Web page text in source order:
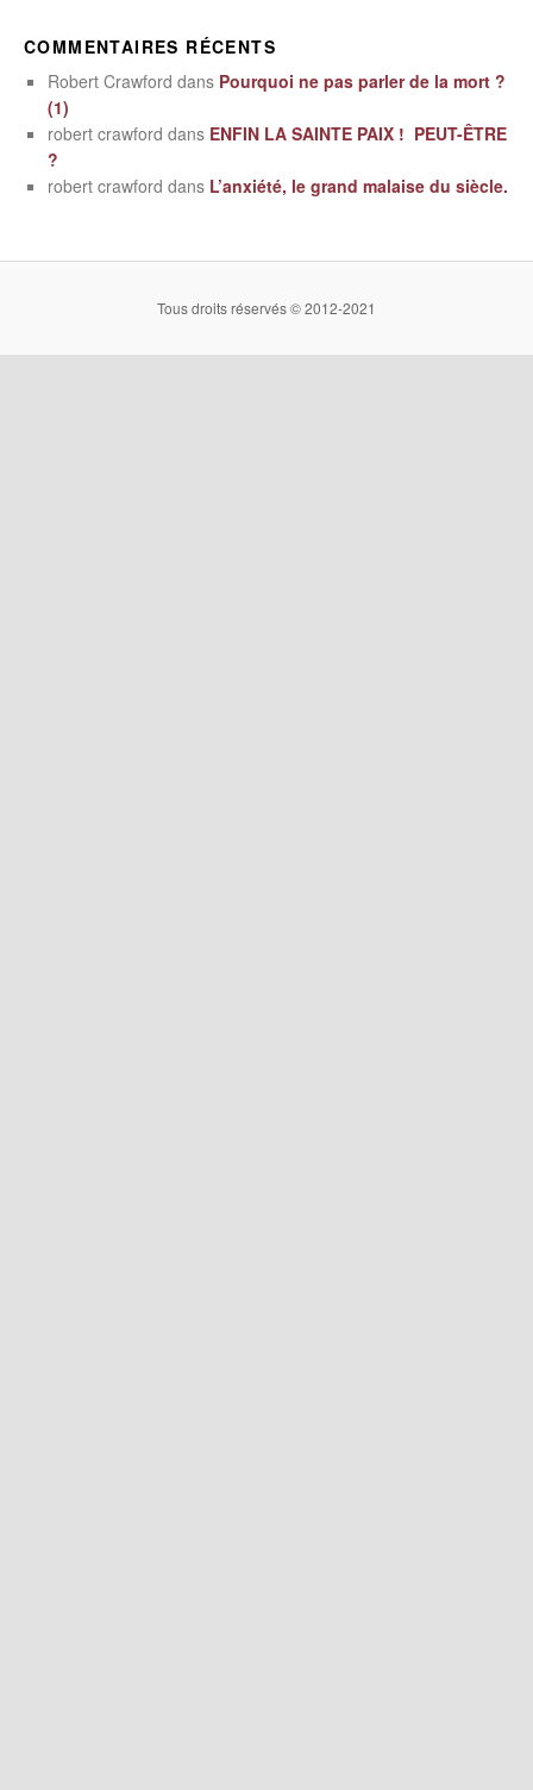
COMMENTAIRES RÉCENTS
Robert Crawford dans Pourquoi ne pas parler de la mort ?
(1)
robert crawford dans ENFIN LA SAINTE PAIX ! PEUT-ÊTRE
?
robert crawford dans L’anxiété, le grand malaise du siècle.
Tous droits réservés © 2012-2021